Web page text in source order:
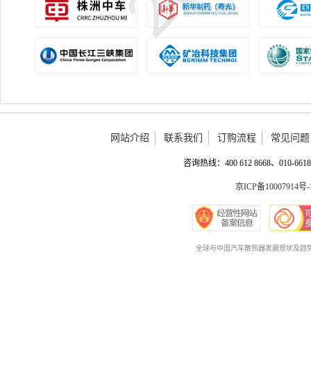
网站介绍 联系我们 订购流程 常见问题
咨询热线：400 612 8668、010-
京ICP备10007914号-
全球与中国汽车散热器发展现状及趋